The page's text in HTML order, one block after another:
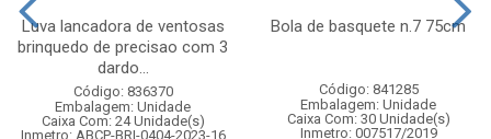
Luva lancadora de ventosas
brinquedo de precisao com 3
dardo...
Código: 836370
Embalagem: Unidade
Caixa Com: 24 Unidade(s)
Inmetro: ABCP-BRI-0404-2023-16
Bola de basquete n.7 75cm
Código: 841285
Embalagem: Unidade
Caixa Com: 30 Unidade(s)
Inmetro: 007517/2019